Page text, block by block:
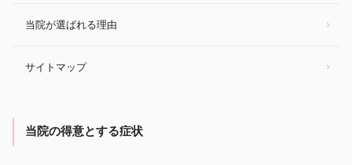
当院が選ばれる理由
サイトマップ
当院の得意とする症状